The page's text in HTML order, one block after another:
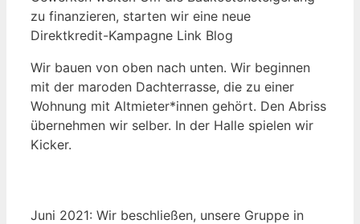
zu finanzieren, starten wir eine neue
Direktkredit-Kampagne Link Blog
Wir bauen von oben nach unten. Wir beginnen
mit der maroden Dachterrasse, die zu einer
Wohnung mit Altmieter*innen gehört. Den Abriss
übernehmen wir selber. In der Halle spielen wir
Kicker.
Juni 2021: Wir beschließen, unsere Gruppe in